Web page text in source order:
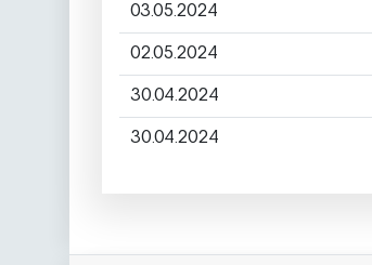
03.05.2024
02.05.2024
30.04.2024
30.04.2024